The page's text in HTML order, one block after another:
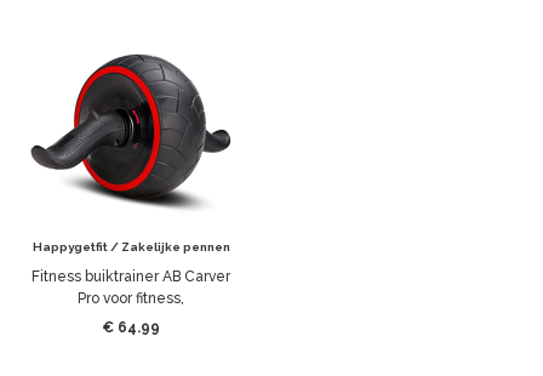
Happygetfit / Zakelijke pennen
Fitness buiktrainer AB Carver
Pro voor fitness,
buikspiertraining, spieropbouw,
€ 64.99